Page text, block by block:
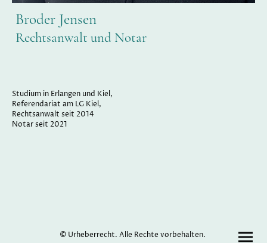
Broder Jensen
Rechtsanwalt und Notar
Studium in Erlangen und Kiel,
Referendariat am LG Kiel,
Rechtsanwalt seit 2014
Notar seit 2021
© Urheberrecht. Alle Rechte vorbehalten.